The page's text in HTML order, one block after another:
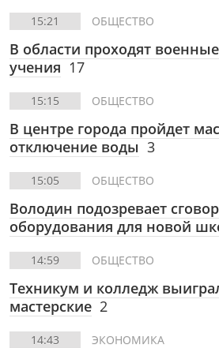
15:21 ОБЩЕСТВО
В области проходят
учения 17
15:15 ОБЩЕСТВО
В центре города пройдет
отключение воды 3
15:05 ОБЩЕСТВО
Володин подозревает
оборудования для новой
14:59 ОБЩЕСТВО
Техникум и колледж
мастерские 2
14:43 ЭКОНОМИКА